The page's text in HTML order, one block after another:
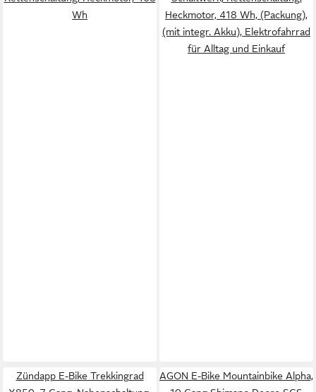
Wh
Heckmotor, 418 Wh, (Packung),
(mit integr. Akku), Elektrofahrrad
für Alltag und Einkauf
Zündapp E-Bike Trekkingrad
AGON E-Bike Mountainbike Alpha,